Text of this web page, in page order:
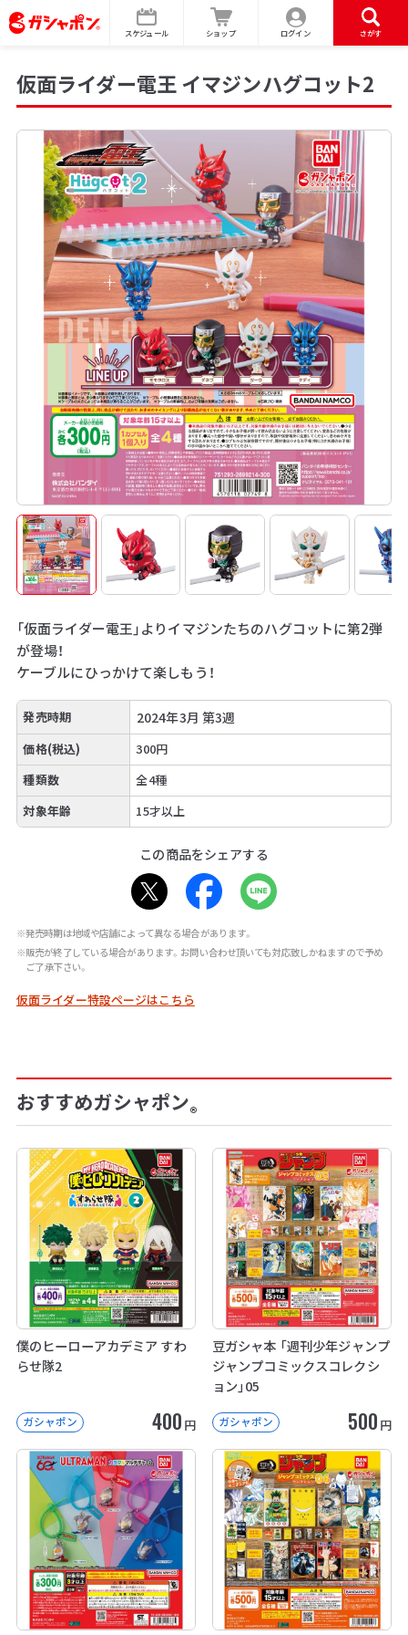
スケジュール ショップ ログイン さがす
仮面ライダー電王 イマジンハグコット2
「仮面ライダー電王」よりイマジンたちのハグコットに第2弾
が登場！
ケーブルにひっかけて楽しもう！
発売時期 2024年3月 第3週
価格(税込)
300円
種類数
全4種
対象年齢
15才以上
この商品をシェアする
※発売時期は地域や店舗によって異なる場合があります。
※販売が終了している場合があります。お問い合わせ頂いても対応致しかねますので予め
ご了承下さい。
仮面ライダー特設ページはこちら
おすすめガシャポン®
僕のヒーローアカデミア すわ
らせ隊2
ガシャポン 400 円
豆ガシャ本 「週刊少年ジャンプ
ジャンプコミックスコレクシ
ョン」05
ガシャポン 500 円